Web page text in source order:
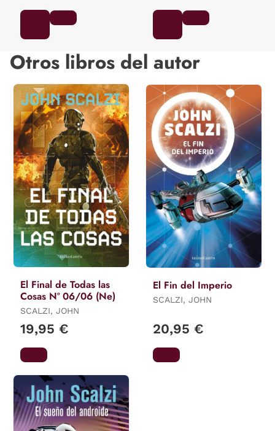
Otros libros del autor
El Final de Todas las
Cosas Nº 06/06 (Ne)
SCALZI, JOHN
19,95 €
El Fin del Imperio
SCALZI, JOHN
20,95 €